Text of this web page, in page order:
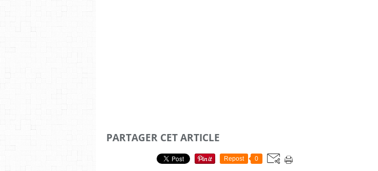
PARTAGER CET ARTICLE
Repost 0